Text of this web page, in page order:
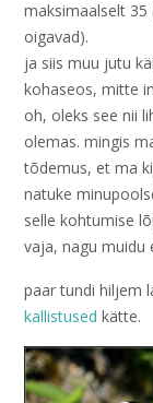
maksimaalselt 35
oigavad).
ja siis muu jutu
kohaseos, mitte
oh, oleks see nii
olemas. mingis
tõdemus, et ma
natuke
selle kohtumise
vaja, nagu muidu
paar tundi hiljem
kallistused kätte.